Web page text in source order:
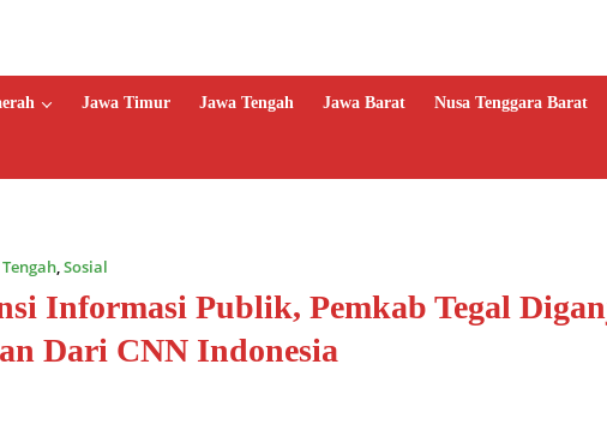
Jawa Timur Jawa Tengah Jawa Barat Nusa Tenggara Barat
,Sosial
Informasi Publik, Pemkab Tegal
Dari CNN Indonesia